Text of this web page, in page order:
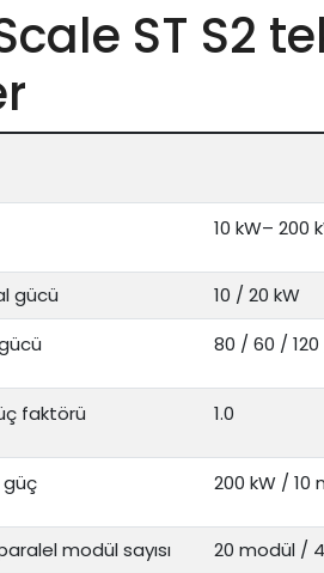
ST S2
10 kW– 200
gücü
10 / 20 kW
80 / 60 /
faktörü 1.0
güç 200 kW / 10
modül sayısı
20 modül /